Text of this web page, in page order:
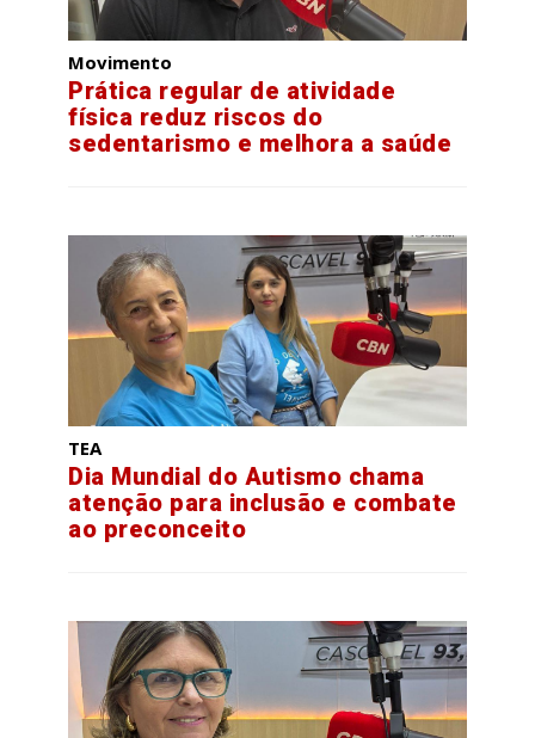
Movimento
Prática regular de atividade
física reduz riscos do
sedentarismo e melhora a saúde
TEA
Dia Mundial do Autismo chama
atenção para inclusão e combate
ao preconceito